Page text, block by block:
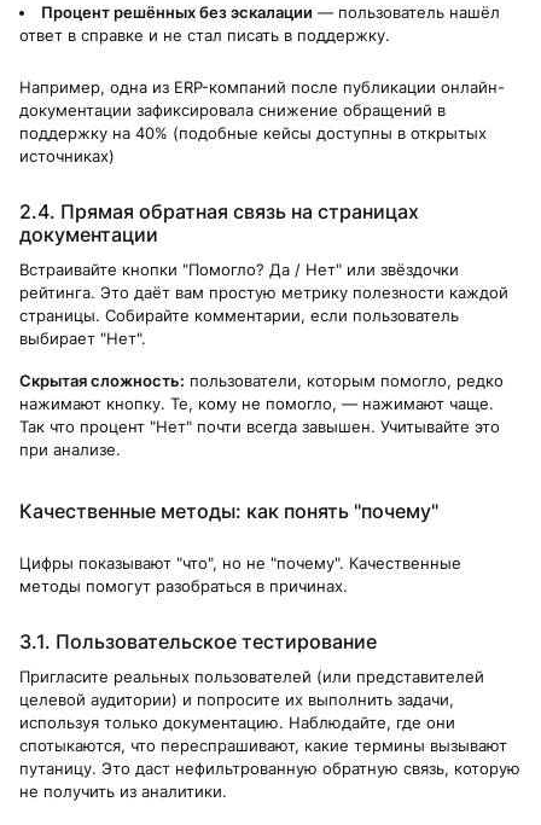
Процент решённых без эскалации — пользователь нашёл
ответ в справке и не стал писать в поддержку.
Например, одна из ERP-компаний после публикации онлайн-
документации зафиксировала снижение обращений в
поддержку на 40% (подобные кейсы доступны в открытых
источниках)
2.4. Прямая обратная связь на страницах
документации
Встраивайте кнопки "Помогло? Да / Нет" или звёздочки
рейтинга. Это даёт вам простую метрику полезности каждой
страницы. Собирайте комментарии, если пользователь
выбирает "Нет".
Скрытая сложность: пользователи, которым помогло, редко
нажимают кнопку. Те, кому не помогло, — нажимают чаще.
Так что процент "Нет" почти всегда завышен. Учитывайте это
при анализе.
Качественные методы: как понять "почему"
Цифры показывают "что", но не "почему". Качественные
методы помогут разобраться в причинах.
3.1. Пользовательское тестирование
Пригласите реальных пользователей (или представителей
целевой аудитории) и попросите их выполнить задачи,
используя только документацию. Наблюдайте, где они
спотыкаются, что переспрашивают, какие термины вызывают
путаницу. Это даст нефильтрованную обратную связь, которую
не получить из аналитики.